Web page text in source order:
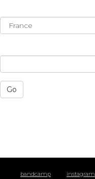
Go
bandcamp instagram